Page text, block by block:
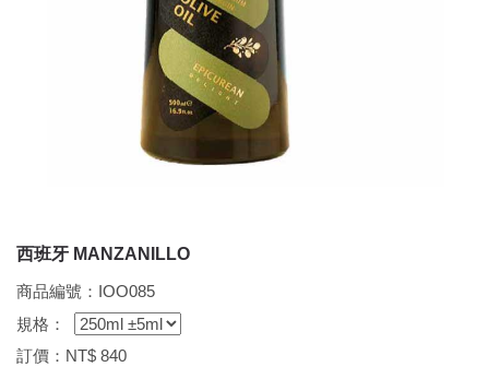
西班牙 MANZANILLO
商品編號：IOO085
規格：
訂價：NT$ 840